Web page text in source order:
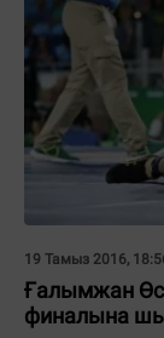
19 Тамыз 2016,
Ғалымжан
финалына